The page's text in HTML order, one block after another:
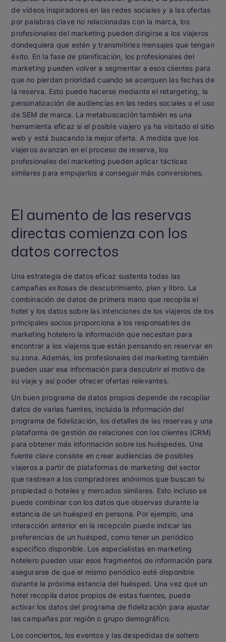
de vídeos inspiradores en las redes sociales y a las ofertas
por palabras clave no relacionadas con la marca, los
profesionales del marketing pueden dirigirse a los viajeros
dondequiera que estén y transmitirles mensajes que tengan
éxito. En la fase de planificación, los profesionales del
marketing pueden volver a segmentar a esos clientes para
que no pierdan prioridad cuando se acerquen las fechas de
la reserva. Esto puede hacerse mediante el retargeting, la
personalización de audiencias en las redes sociales o el uso
de SEM de marca. La metabuscación también es una
herramienta eficaz si el posible viajero ya ha visitado el sitio
web y está buscando la mejor oferta. A medida que los
viajeros avanzan en el proceso de reserva, los
profesionales del marketing pueden aplicar tácticas
similares para empujarlos a conseguir más conversiones.
El aumento de las reservas
directas comienza con los
datos correctos
Una estrategia de datos eficaz sustenta todas las
campañas exitosas de descubrimiento, plan y libro. La
combinación de datos de primera mano que recopila el
hotel y los datos sobre las intenciones de los viajeros de los
principales socios proporciona a los responsables de
marketing hotelero la información que necesitan para
encontrar a los viajeros que están pensando en reservar en
su zona. Además, los profesionales del marketing también
pueden usar esa información para descubrir el motivo de
su viaje y así poder ofrecer ofertas relevantes.
Un buen programa de datos propios depende de recopilar
datos de varias fuentes, incluida la información del
programa de fidelización, los detalles de las reservas y una
plataforma de gestión de relaciones con los clientes (CRM)
para obtener más información sobre los huéspedes. Una
fuente clave consiste en crear audiencias de posibles
viajeros a partir de plataformas de marketing del sector
que rastrean a los compradores anónimos que buscan tu
propiedad o hoteles y mercados similares. Esto incluso se
puede combinar con los datos que observas durante la
estancia de un huésped en persona. Por ejemplo, una
interacción anterior en la recepción puede indicar las
preferencias de un huésped, como tener un periódico
específico disponible. Los especialistas en marketing
hotelero pueden usar esos fragmentos de información para
asegurarse de que el mismo periódico esté disponible
durante la próxima estancia del huésped. Una vez que un
hotel recopila datos propios de estas fuentes, puede
activar los datos del programa de fidelización para ajustar
las campañas por región o grupo demográfico.
Los conciertos, los eventos y las despedidas de soltero